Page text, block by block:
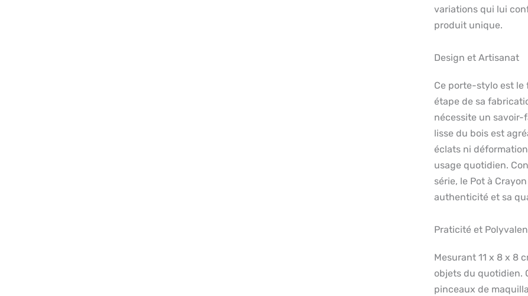
variations qui lui
produit unique.
Design et Artisanat
Ce porte-stylo est le
étape de sa
nécessite un
lisse du bois est
éclats ni
usage quotidien.
série, le Pot à
authenticité et sa
Praticité et
Mesurant 11 x 8 x 8
objets du quotidien.
pinceaux de